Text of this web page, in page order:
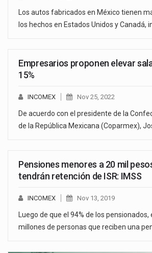
Los autos fabricados en México tienen
los hechos en Estados Unidos y Canadá,
Empresarios proponen elevar
15%
INCOMEX Nov 25, 2022
De acuerdo con el presidente de la
de la República Mexicana (Coparmex),
Pensiones menores a 20 mil
tendrán retención de ISR: IMSS
INCOMEX Nov 13, 2019
Luego de que el 94% de los pensionados,
millones de personas que reciben una